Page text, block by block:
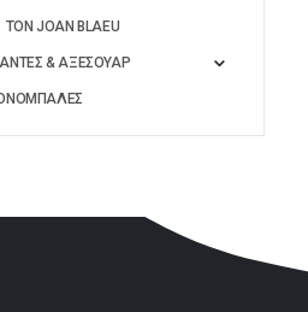
ΤΟΝ JOAN BLAEU
& ΑΞΕΣΟΥΑΡ